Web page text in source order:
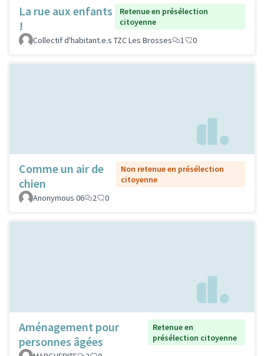
La rue aux enfants
!
Retenue en présélection
citoyenne
Collectif d'habitant.e.s TZC Les Brosses
1 0
Comme un air de
chien
Non retenue en présélection
citoyenne
Anonymous 06
2 0
Aménagement pour
personnes âgées
Retenue en
présélection citoyenne